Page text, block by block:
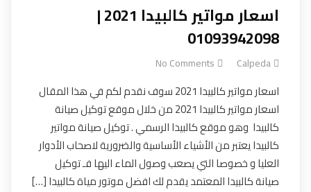
اسعار مواتير كالبيدا 2021 |
01093942098
Calpeda
No Comments
اسعار مواتير كالبيدا 2021 سوف نقدم لكم في هذا المقال
اسعار مواتير كالبيدا 2021 من خلال موقع توكيل صيانة
كالبيدا وهو موقع كالبيدا الرسمي . توكيل صيانة مواتير
كالبيدا يعتبر من الأشياء الأساسية والضرورية لاصحاب الأدوار
العليا و خصوصا التي يصعب وصول الماء اليها فـ توكيل
صيانة كالبيدا المعتمد يقدم لك افضل موتور مياة كالبيدا […]